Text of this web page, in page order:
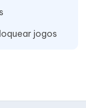
jogos